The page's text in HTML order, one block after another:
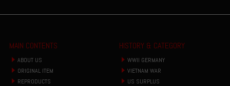
MAIN CONTENTS
ABOUT US
ORIGINAL ITEM
REPRODUCTS
HISTORY & CATEGORY
WWII GERMANY
VIETNAM WAR
US SURPLUS